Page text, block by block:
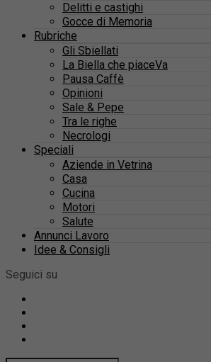
Delitti e castighi
Gocce di Memoria
Rubriche
Gli Sbiellati
La Biella che piaceVa
Pausa Caffè
Opinioni
Sale & Pepe
Tra le righe
Necrologi
Speciali
Aziende in Vetrina
Casa
Cucina
Motori
Salute
Annunci Lavoro
Idee & Consigli
Seguici su